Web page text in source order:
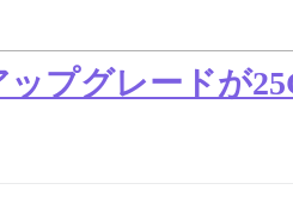
ップグレードが